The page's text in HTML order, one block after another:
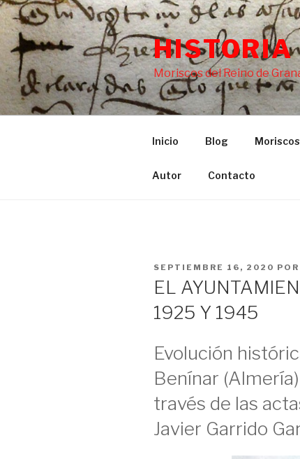
Saltar
al
contenido
Moriscos del Reino de
Inicio Blog
Autor Contacto
PUBLICADO
SEPTIEMBRE 16, 2020 POR
EL
1925 Y 1945
Evolución
Benínar
través de las
Javier Garrido